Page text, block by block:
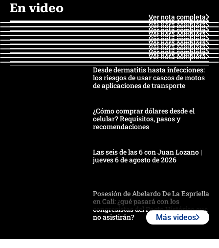
En video
Ver nota completa
Ver nota completa
Ver nota completa
Ver nota completa
Ver nota completa
Ver nota completa
Ver nota completa
Ver nota completa
Ver nota completa
Ver nota completa
Desde dermatitis hasta infecciones:
los riesgos de usar cascos de motos
de aplicaciones de transporte
¿Cómo comprar dólares desde el
celular? Requisitos, pasos y
recomendaciones
Las seis de las 6 con Juan Lozano |
jueves 6 de agosto de 2026
Posesión de Abelardo De La Espriella
en Cali: ¿qué pasará con los
congresistas del Pacto Histórico que
no asistirán?
crece el pulso por la elección del
Más videos